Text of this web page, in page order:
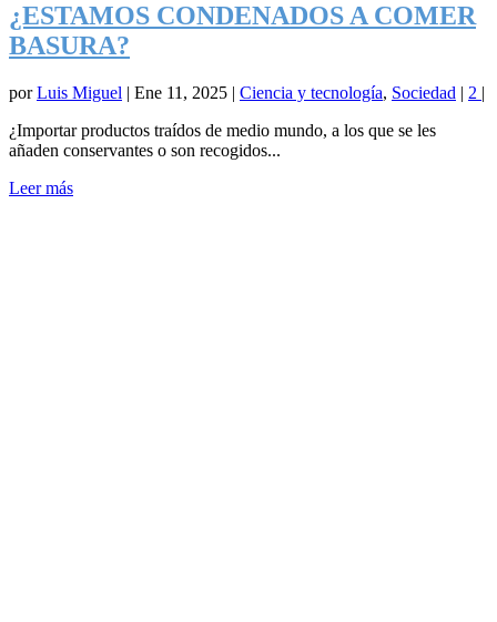
¿ESTAMOS CONDENADOS A COMER
BASURA?
porLuis Miguel | Ene 11, 2025 | Ciencia y tecnología, Sociedad | 2 |
¿Importar productos traídos de medio mundo, a los que se les
añaden conservantes o son recogidos...
Leer más